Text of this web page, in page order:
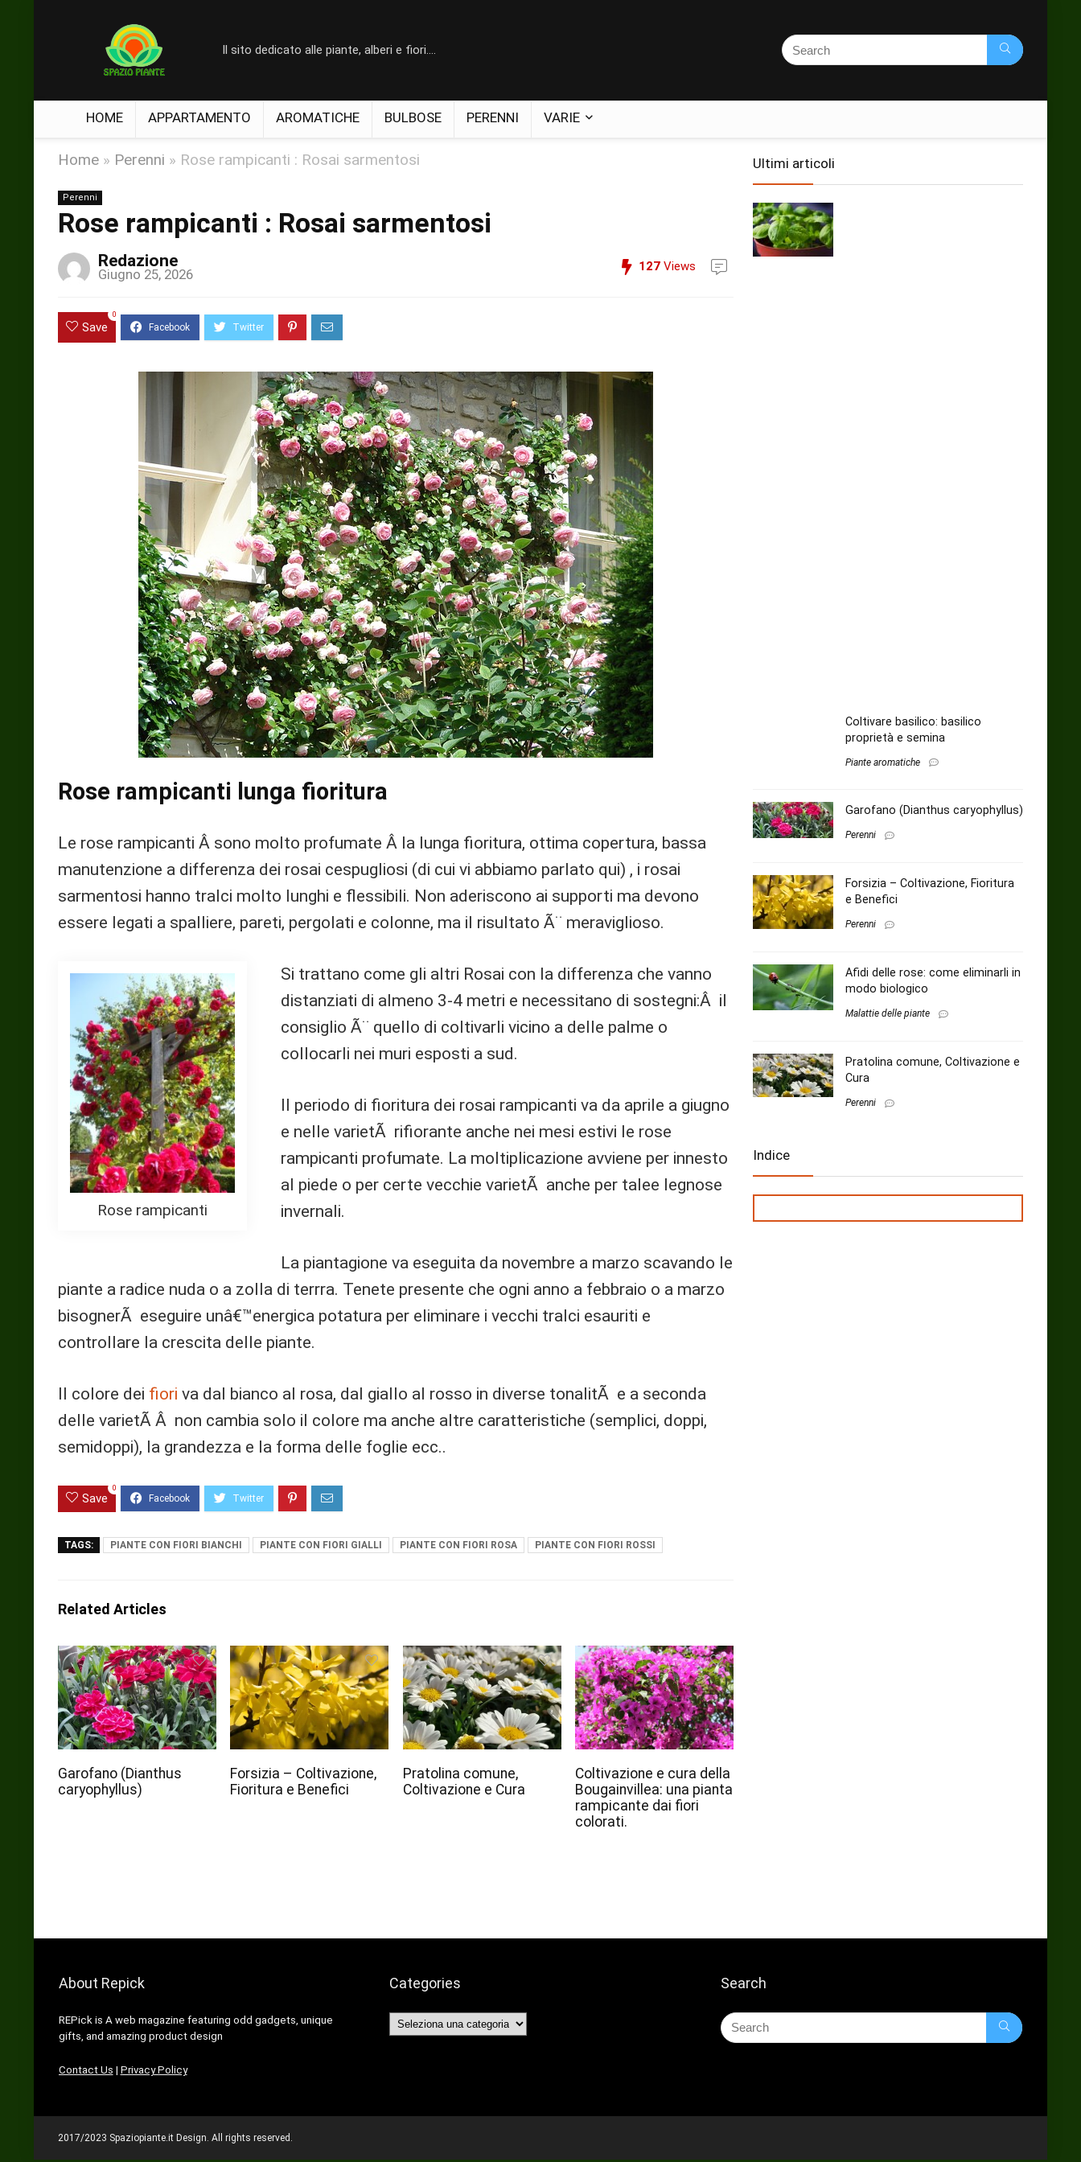
Il sito dedicato alle piante, alberi e fiori....
HOME APPARTAMENTO AROMATICHE BULBOSE PERENNI VARIE
Home » Perenni » Rose rampicanti : Rosai sarmentosi
Perenni
Rose rampicanti : Rosai sarmentosi
Redazione
Giugno 25, 2026 127 Views
Save
0
Rose rampicanti lunga fioritura
Le rose rampicanti Â sono molto profumate Â la lunga fioritura, ottima copertura, bassa
manutenzione a differenza dei rosai cespugliosi (di cui vi abbiamo parlato qui) , i rosai
sarmentosi hanno tralci molto lunghi e flessibili. Non aderiscono ai supporti ma devono
essere legati a spalliere, pareti, pergolati e colonne, ma il risultato Ã¨ meraviglioso.
Rose rampicanti
Si trattano come gli altri Rosai con la differenza che vanno
distanziati di almeno 3-4 metri e necessitano di sostegni:Â il
consiglio Ã¨ quello di coltivarli vicino a delle palme o
collocarli nei muri esposti a sud.
Il periodo di fioritura dei rosai rampicanti va da aprile a giugno
e nelle varietÃ rifiorante anche nei mesi estivi le rose
rampicanti profumate. La moltiplicazione avviene per innesto
al piede o per certe vecchie varietÃ anche per talee legnose
invernali.
La piantagione va eseguita da novembre a marzo scavando le
piante a radice nuda o a zolla di terrra. Tenete presente che ogni anno a febbraio o a marzo
bisognerÃ eseguire unâ€™energica potatura per eliminare i vecchi tralci esauriti e
controllare la crescita delle piante.
Il colore dei fiori va dal bianco al rosa, dal giallo al rosso in diverse tonalitÃ e a seconda
delle varietÃ Â non cambia solo il colore ma anche altre caratteristiche (semplici, doppi,
semidoppi), la grandezza e la forma delle foglie ecc..
Save
0
TAGS: PIANTE CON FIORI BIANCHI PIANTE CON FIORI GIALLI PIANTE CON FIORI ROSA PIANTE CON FIORI ROSSI
Related Articles
Garofano (Dianthus
caryophyllus)
Forsizia – Coltivazione,
Fioritura e Benefici
Pratolina comune,
Coltivazione e Cura
Coltivazione e cura della
Bougainvillea: una pianta
rampicante dai fiori
colorati.
Ultimi articoli
Coltivare basilico: basilico
proprietà e semina
Piante aromatiche
Garofano (Dianthus caryophyllus)
Perenni
Forsizia – Coltivazione, Fioritura
e Benefici
Perenni
Afidi delle rose: come eliminarli in
modo biologico
Malattie delle piante
Pratolina comune, Coltivazione e
Cura
Perenni
Indice
About Repick
REPick is A web magazine featuring odd gadgets, unique
gifts, and amazing product design
Contact Us | Privacy Policy
Categories
Categories
Search
2017/2023 Spaziopiante.it Design. All rights reserved.